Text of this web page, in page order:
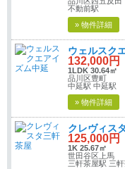
不動前駅
» 物件詳細
ウェルスク
132,000円
1LDK 30.64㎡
品川区豊町
中延駅 中延駅
» 物件詳細
クレヴィス
125,000円
1K 25.67㎡
世田谷区上馬
三軒茶屋駅 三